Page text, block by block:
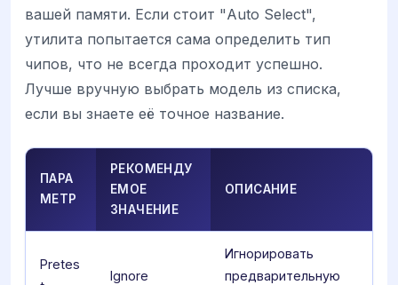
вашей памяти. Если стоит "Auto Select",
утилита попытается сама определить тип
чипов, что не всегда проходит успешно.
Лучше вручную выбрать модель из списка,
если вы знаете её точное название.
ПАРА
МЕТР
РЕКОМЕНДУ
ЕМОЕ
ЗНАЧЕНИЕ
ОПИСАНИЕ
Pretes
Ignore
Игнорировать
предварительную